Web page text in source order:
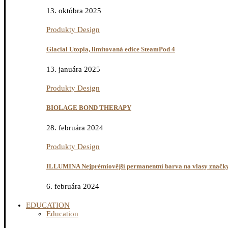
13. októbra 2025
Produkty Design
Glacial Utopia, limitovaná edice SteamPod 4
13. januára 2025
Produkty Design
BIOLAGE BOND THERAPY
28. februára 2024
Produkty Design
ILLUMINA Nejprémiovější permanentní barva na vlasy
6. februára 2024
EDUCATION
Education